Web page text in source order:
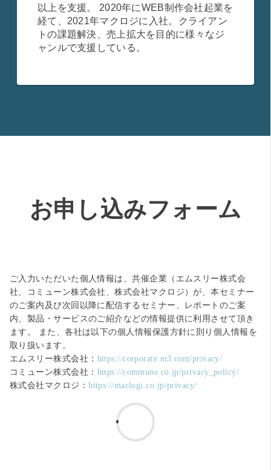
以上を支援。 2020年にWEB制作会社起業を
経て、2021年マクロジに入社。クライアン
トの課題解決、売上拡大を目的に様々なジ
ャンルで支援している。
お申し込みフォーム
ご入力いただいた個人情報は、共催企業（エムスリー株式会
社、コミューン株式会社、株式会社マクロジ）が、本セミナー
のご案内及び次回以降に配信するセミナー、レポートのご案
内、製品・サービスのご紹介などの情報提供に利用させて頂き
ます。 また、各社は以下の個人情報保護方針に則り個人情報を
取り扱います。
エムスリー株式会社： https://corporate.m3.com/privacy/
コミューン株式会社： https://commune.co.jp/privacy_policy/
株式会社マクロジ：https://maclogi.co.jp/privacy/